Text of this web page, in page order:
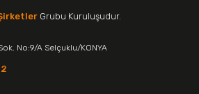
Grubu Kuruluşudur.
No:9/A Selçuklu/KONYA